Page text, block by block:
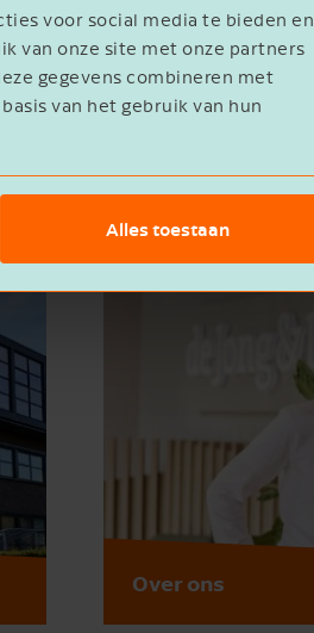
voor social media te bieden en
van onze site met onze partners
gegevens combineren met
van het gebruik van hun
Alles toestaan
Over ons